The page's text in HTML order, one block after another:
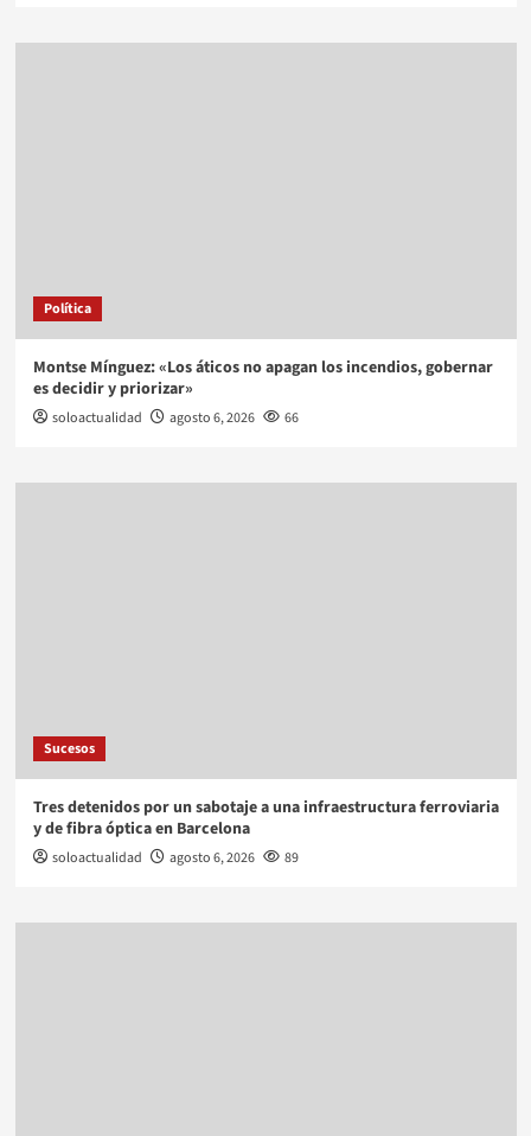
Política
Montse Mínguez: «Los áticos no apagan los incendios, gobernar
es decidir y priorizar»
soloactualidad agosto 6, 2026 66
Sucesos
Tres detenidos por un sabotaje a una infraestructura ferroviaria
y de fibra óptica en Barcelona
soloactualidad agosto 6, 2026 89